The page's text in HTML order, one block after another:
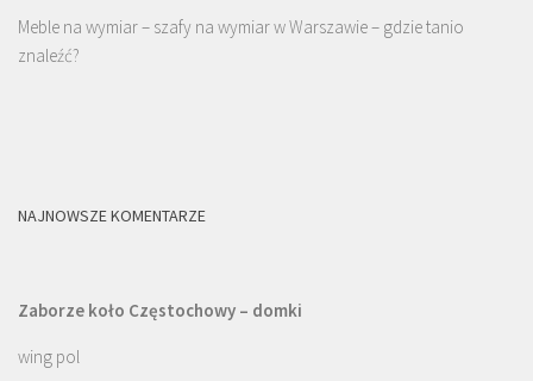
Meble na wymiar – szafy na wymiar w Warszawie – gdzie tanio
znaleźć?
NAJNOWSZE KOMENTARZE
Zaborze koło Częstochowy – domki
wing pol